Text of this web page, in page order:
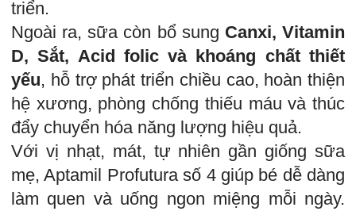
triển.
Ngoài ra, sữa còn bổ sung Canxi, Vitamin
D, Sắt, Acid folic và khoáng chất thiết
yếu, hỗ trợ phát triển chiều cao, hoàn thiện
hệ xương, phòng chống thiếu máu và thúc
đẩy chuyển hóa năng lượng hiệu quả.
Với vị nhạt, mát, tự nhiên gần giống sữa
mẹ, Aptamil Profutura số 4 giúp bé dễ dàng
làm quen và uống ngon miệng mỗi ngày.